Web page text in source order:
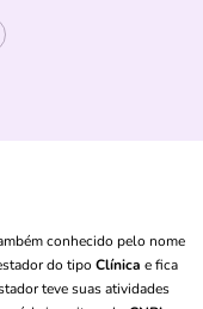
conhecido pelo nome
do tipo Clínica e fica
teve suas atividades